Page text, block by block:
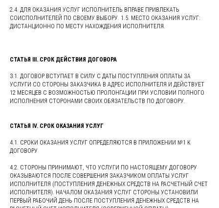
2.4. ДЛЯ ОКАЗАНИЯ УСЛУГ ИСПОЛНИТЕЛЬ ВПРАВЕ ПРИВЛЕКАТЬ
СОИСПОЛНИТЕЛЕЙ ПО СВОЕМУ ВЫБОРУ. 1.5. МЕСТО ОКАЗАНИЯ УСЛУГ:
ДИСТАНЦИОННО ПО МЕСТУ НАХОЖДЕНИЯ ИСПОЛНИТЕЛЯ.
СТАТЬЯ III. СРОК ДЕЙСТВИЯ ДОГОВОРА
3.1. ДОГОВОР ВСТУПАЕТ В СИЛУ С ДАТЫ ПОСТУПЛЕНИЯ ОПЛАТЫ ЗА
УСЛУГИ СО СТОРОНЫ ЗАКАЗЧИКА В АДРЕС ИСПОЛНИТЕЛЯ И ДЕЙСТВУЕТ
12 МЕСЯЦЕВ С ВОЗМОЖНОСТЬЮ ПРОЛОНГАЦИИ ПРИ УСЛОВИИ ПОЛНОГО
ИСПОЛНЕНИЯ СТОРОНАМИ СВОИХ ОБЯЗАТЕЛЬСТВ ПО ДОГОВОРУ.
СТАТЬЯ IV. СРОК ОКАЗАНИЯ УСЛУГ
4.1. СРОКИ ОКАЗАНИЯ УСЛУГ ОПРЕДЕЛЯЮТСЯ В ПРИЛОЖЕНИИ №1 К
ДОГОВОРУ
4.2. СТОРОНЫ ПРИНИМАЮТ, ЧТО УСЛУГИ ПО НАСТОЯЩЕМУ ДОГОВОРУ
ОКАЗЫВАЮТСЯ ПОСЛЕ СОВЕРШЕНИЯ ЗАКАЗЧИКОМ ОПЛАТЫ УСЛУГ
ИСПОЛНИТЕЛЯ (ПОСТУПЛЕНИЯ ДЕНЕЖНЫХ СРЕДСТВ НА РАСЧЕТНЫЙ СЧЕТ
ИСПОЛНИТЕЛЯ). НАЧАЛОМ ОКАЗАНИЯ УСЛУГ СТОРОНЫ УСТАНОВИЛИ
ПЕРВЫЙ РАБОЧИЙ ДЕНЬ ПОСЛЕ ПОСТУПЛЕНИЯ ДЕНЕЖНЫХ СРЕДСТВ НА